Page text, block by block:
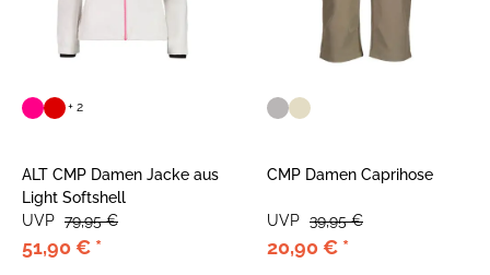
+ 2
ALT CMP Damen Jacke aus
Light Softshell
51,90 € *
UVP 79,95 €
CMP Damen Caprihose
20,90 € *
UVP 39,95 €